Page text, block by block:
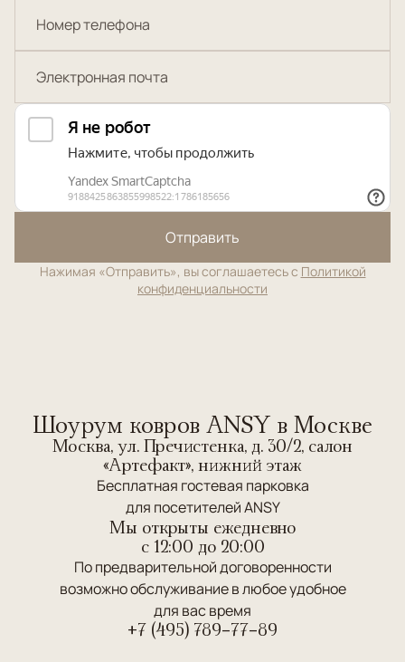
Отправить
Нажимая «Отправить», вы соглашаетесь с Политикой
конфиденциальности
Шоурум ковров ANSY в Москве
Москва, ул. Пречистенка, д. 30/2, салон
«Артефакт», нижний этаж
Бесплатная гостевая парковка
для посетителей ANSY
Мы открыты ежедневно
c 12:00 до 20:00
По предварительной договоренности
возможно обслуживание в любое удобное
для вас время
+7 (495) 789-77-89